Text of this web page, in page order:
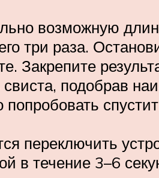
возможную
три раза.
Закрепите
подобрав
переключить
в течение 3–6